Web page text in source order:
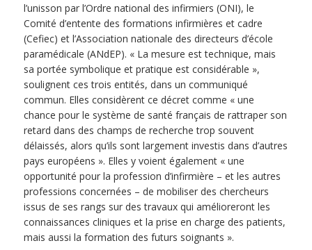
l’unisson par l’Ordre national des infirmiers (ONI), le
Comité d’entente des formations infirmières et cadre
(Cefiec) et l’Association nationale des directeurs d’école
paramédicale (ANdEP). « La mesure est technique, mais
sa portée symbolique et pratique est considérable »,
soulignent ces trois entités, dans un communiqué
commun. Elles considèrent ce décret comme « une
chance pour le système de santé français de rattraper son
retard dans des champs de recherche trop souvent
délaissés, alors qu’ils sont largement investis dans d’autres
pays européens ». Elles y voient également « une
opportunité pour la profession d’infirmière – et les autres
professions concernées – de mobiliser des chercheurs
issus de ses rangs sur des travaux qui amélioreront les
connaissances cliniques et la prise en charge des patients,
mais aussi la formation des futurs soignants ».